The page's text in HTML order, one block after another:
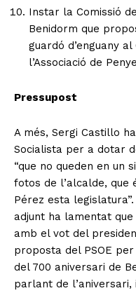
Instar la Comissió
Benidorm que
guardó d’enguany
l’Associació de
Pressupost
A més, Sergi Castillo
Socialista per a dotar
“que no queden en un
fotos de l’alcalde, que
Pérez esta
adjunt ha lamentat que
amb el vot del
proposta del PSOE
del 700 aniversari de
parlant de